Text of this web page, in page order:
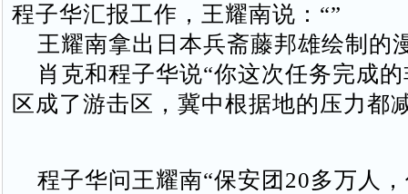
程子华汇报工作，王耀南说：“”
王耀南拿出日本兵斋藤邦雄绘制的
肖克和程子华说“你这次任务完成
区成了游击区，冀中根据地的压力都
程子华问王耀南“保安团20多万人